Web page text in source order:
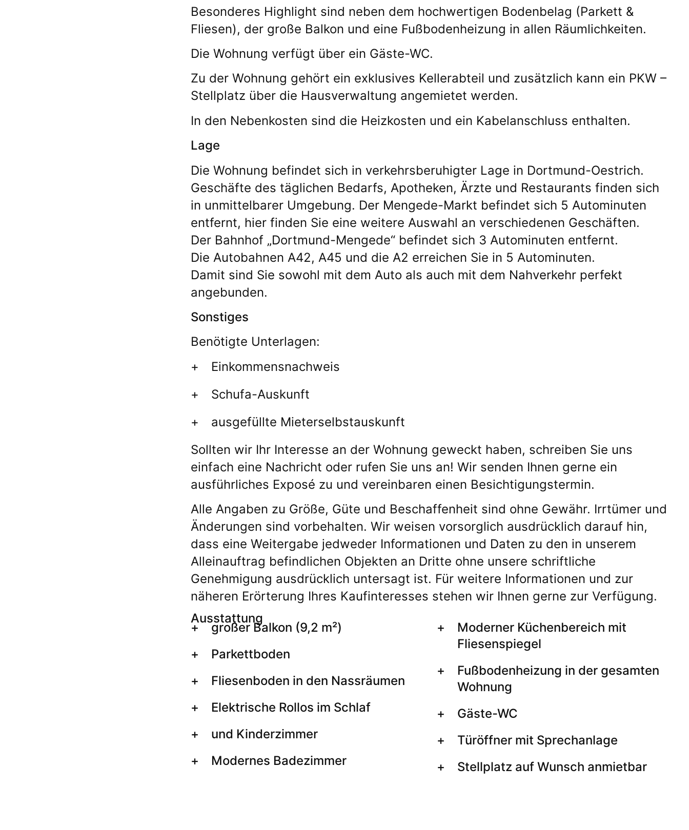
Besonderes Highlight sind neben dem hochwertigen Bodenbelag (Parkett &
Fliesen), der große Balkon und eine Fußbodenheizung in allen Räumlichkeiten.
Die Wohnung verfügt über ein Gäste-WC.
Zu der Wohnung gehört ein exklusives Kellerabteil und zusätzlich kann ein PKW –
Stellplatz über die Hausverwaltung angemietet werden.
In den Nebenkosten sind die Heizkosten und ein Kabelanschluss enthalten.
Lage
Die Wohnung befindet sich in verkehrsberuhigter Lage in Dortmund-Oestrich.
Geschäfte des täglichen Bedarfs, Apotheken, Ärzte und Restaurants finden sich
in unmittelbarer Umgebung. Der Mengede-Markt befindet sich 5 Autominuten
entfernt, hier finden Sie eine weitere Auswahl an verschiedenen Geschäften.
Der Bahnhof „Dortmund-Mengede“ befindet sich 3 Autominuten entfernt.
Die Autobahnen A42, A45 und die A2 erreichen Sie in 5 Autominuten.
Damit sind Sie sowohl mit dem Auto als auch mit dem Nahverkehr perfekt
angebunden.
Sonstiges
Benötigte Unterlagen:
Einkommensnachweis
Schufa-Auskunft
ausgefüllte Mieterselbstauskunft
Sollten wir Ihr Interesse an der Wohnung geweckt haben, schreiben Sie uns
einfach eine Nachricht oder rufen Sie uns an! Wir senden Ihnen gerne ein
ausführliches Exposé zu und vereinbaren einen Besichtigungstermin.
Alle Angaben zu Größe, Güte und Beschaffenheit sind ohne Gewähr. Irrtümer und
Änderungen sind vorbehalten. Wir weisen vorsorglich ausdrücklich darauf hin,
dass eine Weitergabe jedweder Informationen und Daten zu den in unserem
Alleinauftrag befindlichen Objekten an Dritte ohne unsere schriftliche
Genehmigung ausdrücklich untersagt ist. Für weitere Informationen und zur
näheren Erörterung Ihres Kaufinteresses stehen wir Ihnen gerne zur Verfügung.
Ausstattung
großer Balkon (9,2 m²)
Parkettboden
Fliesenboden in den Nassräumen
Elektrische Rollos im Schlaf
und Kinderzimmer
Modernes Badezimmer
Moderner Küchenbereich mit
Fliesenspiegel
Fußbodenheizung in der gesamten
Wohnung
Gäste-WC
Türöffner mit Sprechanlage
Stellplatz auf Wunsch anmietbar